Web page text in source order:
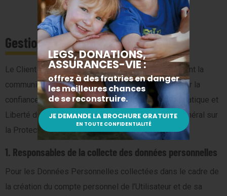
Gestion des données personnelles
Le Client est informé des réglementations concernant la
communication marketing, la loi du 21 Juin 2014 pour la
confiance dans l’Economie Numérique, la Loi Informatique et
Liberté du 06 Août 2004 ainsi que du Règlement Général sur
la Protection des Données (RGPD : n° 2016-679).
1. Responsables de la collecte des données personnelles
Pour les Données Personnelles collectées dans le cadre de
la création du compte personnel de l’Utilisateur et de sa